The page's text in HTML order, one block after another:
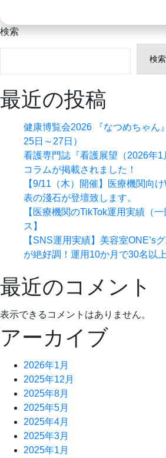
検索
検索
最近の投稿
健康博覧会2026 『なつめちゃん
25日～27日）
看護専門誌『看護展望（2026年
コラムが掲載されました！
【9/11（木）開催】医療機関向
表の淺石が登壇致します。
【医療機関のTikTok運用実績（
ス】
【SNS運用実績】美容室ONE’s
が絶好調！運用10か月で30名以
最近のコメント
表示できるコメントはありません。
アーカイブ
2026年1月
2025年12月
2025年8月
2025年5月
2025年4月
2025年3月
2025年1月